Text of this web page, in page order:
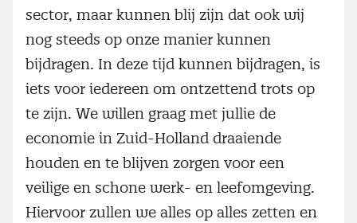
sector, maar kunnen blij zijn dat ook wij
nog steeds op onze manier kunnen
bijdragen. In deze tijd kunnen bijdragen, is
iets voor iedereen om ontzettend trots op
te zijn. We willen graag met jullie de
economie in Zuid-Holland draaiende
houden en te blijven zorgen voor een
veilige en schone werk- en leefomgeving.
Hiervoor zullen we alles op alles zetten en